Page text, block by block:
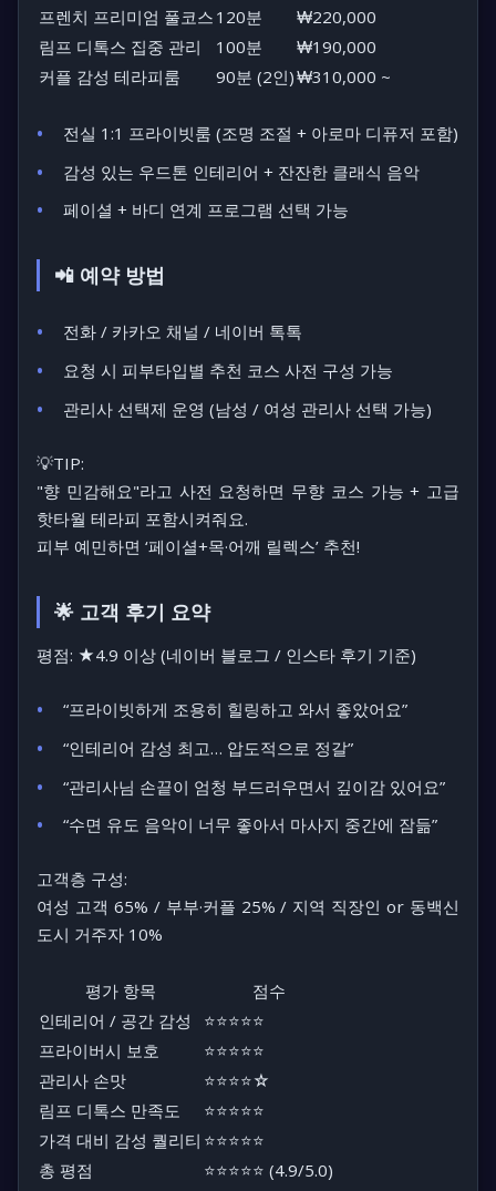
프렌치 프리미엄 풀코스 120분
₩220,000
림프 디톡스 집중 관리
100분
₩190,000
커플 감성 테라피룸
90분 (2인)₩310,000 ~
전실 1:1 프라이빗룸 (조명 조절 + 아로마 디퓨저 포함)
감성 있는 우드톤 인테리어 + 잔잔한 클래식 음악
페이셜 + 바디 연계 프로그램 선택 가능
📲 예약 방법
전화 / 카카오 채널 / 네이버 톡톡
요청 시 피부타입별 추천 코스 사전 구성 가능
관리사 선택제 운영 (남성 / 여성 관리사 선택 가능)
💡TIP:
"향 민감해요"라고 사전 요청하면 무향 코스 가능 + 고급
핫타월 테라피 포함시켜줘요.
피부 예민하면 ‘페이셜+목·어깨 릴렉스’ 추천!
🌟 고객 후기 요약
평점: ★4.9 이상 (네이버 블로그 / 인스타 후기 기준)
“프라이빗하게 조용히 힐링하고 와서 좋았어요”
“인테리어 감성 최고… 압도적으로 정갈”
“관리사님 손끝이 엄청 부드러우면서 깊이감 있어요”
“수면 유도 음악이 너무 좋아서 마사지 중간에 잠듦”
고객층 구성:
여성 고객 65% / 부부·커플 25% / 지역 직장인 or 동백신
도시 거주자 10%
평가 항목
점수
인테리어 / 공간 감성
⭐⭐⭐⭐⭐
프라이버시 보호
⭐⭐⭐⭐⭐
관리사 손맛
⭐⭐⭐⭐☆
림프 디톡스 만족도
⭐⭐⭐⭐⭐
가격 대비 감성 퀄리티 ⭐⭐⭐⭐⭐
총 평점
⭐⭐⭐⭐⭐ (4.9/5.0)